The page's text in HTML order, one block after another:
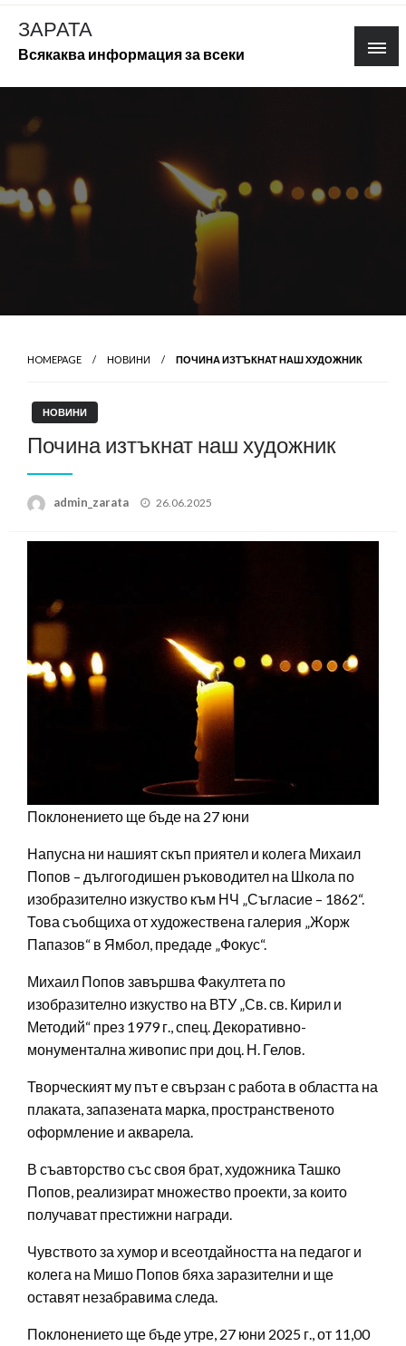
Skip
content
ЗАРАТА
Всякаква информация за всеки
HOMEPAGE НОВИНИ ПОЧИНА ИЗТЪКНАТ НАШ ХУДОЖНИК
НОВИНИ
Почина изтъкнат наш художник
admin_zarata
Posted
26.06.2025
Поклонението ще бъде на 27 юни
Напусна ни нашият скъп приятел и колега Михаил
Попов – дългогодишен ръководител на Школа по
изобразително изкуство към НЧ „Съгласие – 1862“.
Това съобщиха от художествена галерия „Жорж
Папазов“ в Ямбол, предаде „Фокус“.
Михаил Попов завършва Факултета по
изобразително изкуство на ВТУ „Св. св. Кирил и
Методий“ през 1979 г., спец. Декоративно-
монументална живопис при доц. Н. Гелов.
Творческият му път е свързан с работа в областта на
плаката, запазената марка, пространственото
оформление и акварела.
В съавторство със своя брат, художника Ташко
Попов, реализират множество проекти, за които
получават престижни награди.
Чувството за хумор и всеотдайността на педагог и
колега на Мишо Попов бяха заразителни и ще
оставят незабравима следа.
Поклонението ще бъде утре, 27 юни 2025 г., от 11,00